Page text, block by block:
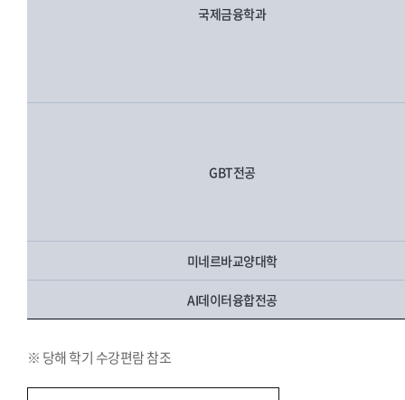
국제금융학과
GBT전공
미네르바교양대학
AI데이터융합전공
※ 당해 학기 수강편람 참조